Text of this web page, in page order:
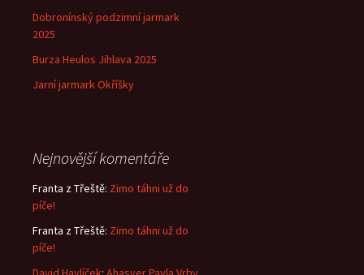
Dobronínský podzimní jarmark
2025
Burza Heulos Jihlava 2025
Jarní jarmark Okříšky
Nejnovější komentáře
Franta z Třeště: Zimo táhni už do
píče!
Franta z Třeště: Zimo táhni už do
píče!